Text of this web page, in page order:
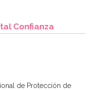
Confianza
de Protección de